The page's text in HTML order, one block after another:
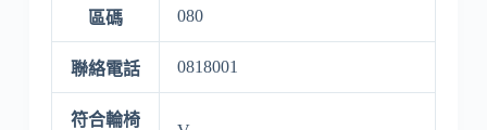
區碼 080
聯絡電話 0818001
符合輪椅